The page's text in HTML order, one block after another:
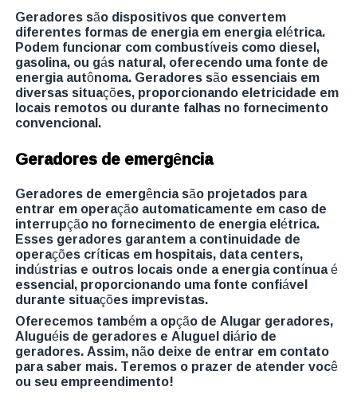
Geradores são dispositivos que convertem
diferentes formas de energia em energia elétrica.
Podem funcionar com combustíveis como diesel,
gasolina, ou gás natural, oferecendo uma fonte de
energia autônoma. Geradores são essenciais em
diversas situações, proporcionando eletricidade em
locais remotos ou durante falhas no fornecimento
convencional.
Geradores de emergência
Geradores de emergência são projetados para
entrar em operação automaticamente em caso de
interrupção no fornecimento de energia elétrica.
Esses geradores garantem a continuidade de
operações críticas em hospitais, data centers,
indústrias e outros locais onde a energia contínua é
essencial, proporcionando uma fonte confiável
durante situações imprevistas.
Oferecemos também a opção de Alugar geradores,
Aluguéis de geradores e Aluguel diário de
geradores. Assim, não deixe de entrar em contato
para saber mais. Teremos o prazer de atender você
ou seu empreendimento!